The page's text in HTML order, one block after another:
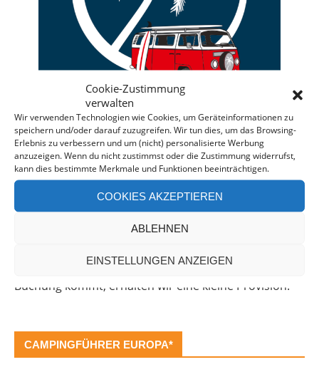
Cookie-Zustimmung
verwalten
Wir verwenden Technologien wie Cookies, um Geräteinformationen zu
speichern und/oder darauf zuzugreifen. Wir tun dies, um das Browsing-
Erlebnis zu verbessern und um (nicht) personalisierte Werbung
anzuzeigen. Wenn du nicht zustimmst oder die Zustimmung widerrufst,
kann dies bestimmte Merkmale und Funktionen beeinträchtigen.
COOKIES AKZEPTIEREN
ABLEHNEN
EINSTELLUNGEN ANZEIGEN
Deine individuelle Beratung bei der Campermiete
in Deutschland und Europa.
Bei einer Anfrage über diesen Banner erhältst Du
Rabatt!*
unverbindlich und kostenlos. Falls es zu einer
Buchung kommt, erhalten wir eine kleine Provision.
CAMPINGFÜHRER EUROPA*